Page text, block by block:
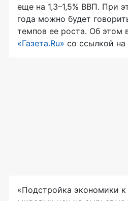
еще на 1,3–1,5% ВВП. При
года можно будет
темпов ее роста. Об этом
«Газета.Ru» со ссылкой
«Подстройка экономики